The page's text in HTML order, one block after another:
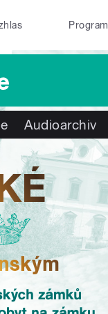
Program
Audioarchiv